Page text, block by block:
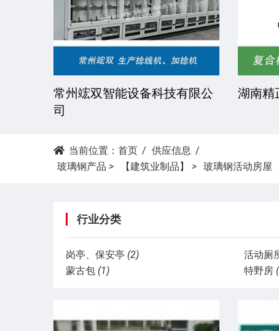
湘潭科达机械设备有限公司 东莞市
当前位置： 首页
供应信息
玻璃钢产品 > 【建筑业制品】 > 玻璃钢活动房屋
行业分类
岗亭、保安亭 (2) 活动厕
蒙古包 (1) 特野房